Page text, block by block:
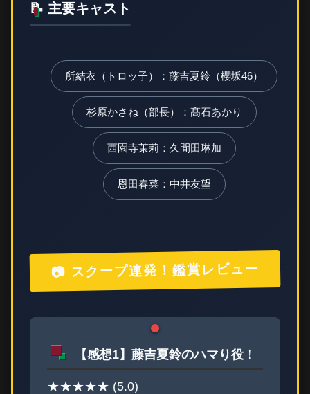
📝 主要キャスト
所結衣（トロッ子）：藤吉夏鈴（櫻坂46）
杉原かさね（部長）：髙石あかり
西園寺茉莉：久間田琳加
恩田春菜：中井友望
📷 スクープ連発！鑑賞レビュー
【感想1】藤吉夏鈴のハマり役！
★★★★★ (5.0)